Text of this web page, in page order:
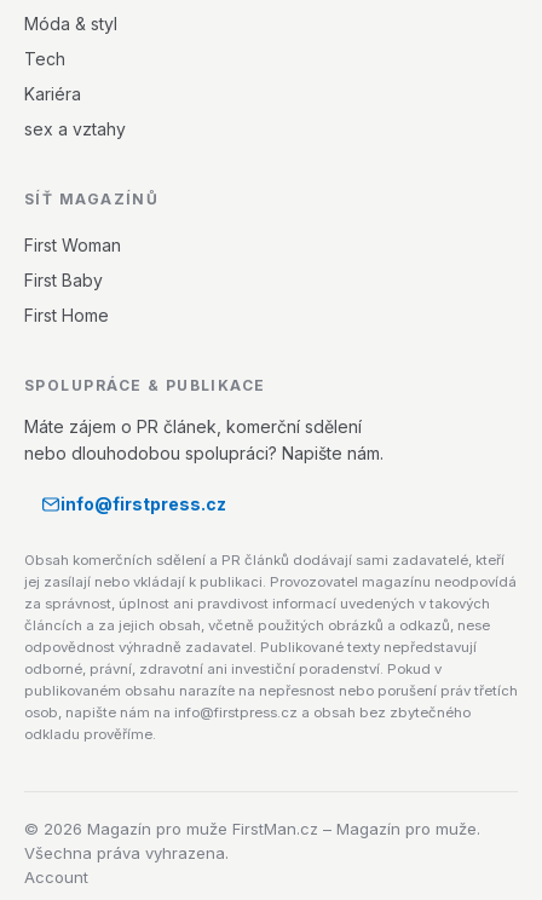
Móda & styl
Tech
Kariéra
sex a vztahy
SÍŤ MAGAZÍNŮ
First Woman
First Baby
First Home
SPOLUPRÁCE & PUBLIKACE
Máte zájem o PR článek, komerční sdělení
nebo dlouhodobou spolupráci? Napište nám.
info@firstpress.cz
Obsah komerčních sdělení a PR článků dodávají sami zadavatelé, kteří
jej zasílají nebo vkládají k publikaci. Provozovatel magazínu neodpovídá
za správnost, úplnost ani pravdivost informací uvedených v takových
článcích a za jejich obsah, včetně použitých obrázků a odkazů, nese
odpovědnost výhradně zadavatel. Publikované texty nepředstavují
odborné, právní, zdravotní ani investiční poradenství. Pokud v
publikovaném obsahu narazíte na nepřesnost nebo porušení práv třetích
osob, napište nám na info@firstpress.cz a obsah bez zbytečného
odkladu prověříme.
© 2026 Magazín pro muže FirstMan.cz – Magazín pro muže.
Všechna práva vyhrazena.
Account